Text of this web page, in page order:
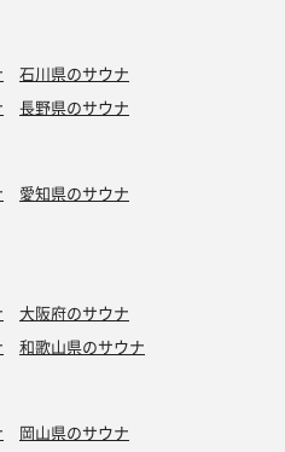
石川県のサウナ
長野県のサウナ
愛知県のサウナ
大阪府のサウナ
和歌山県のサウナ
岡山県のサウナ